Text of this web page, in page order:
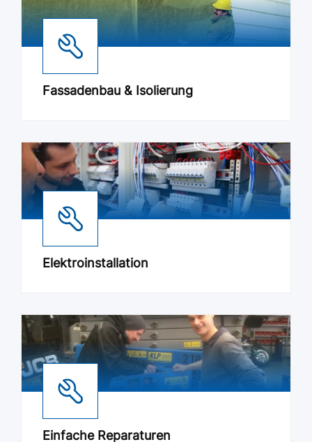
Fassadenbau & Isolierung
Elektroinstallation
Einfache Reparaturen